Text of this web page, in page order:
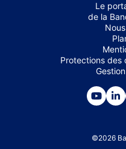
Le
de la
Protections des
©2026